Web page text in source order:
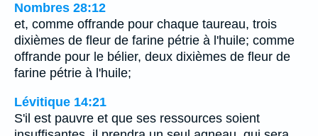
Nombres 28:12
et, comme offrande pour chaque taureau, trois
dixièmes de fleur de farine pétrie à l'huile; comme
offrande pour le bélier, deux dixièmes de fleur de
farine pétrie à l'huile;
Lévitique 14:21
S'il est pauvre et que ses ressources soient